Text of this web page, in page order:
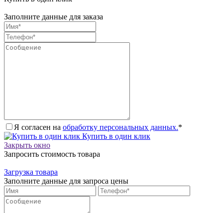
Заполните данные для заказа
Я согласен на обработку персональных данных.*
Купить в один клик
Закрыть окно
Запросить стоимость товара
Загрузка товара
Заполните данные для запроса цены